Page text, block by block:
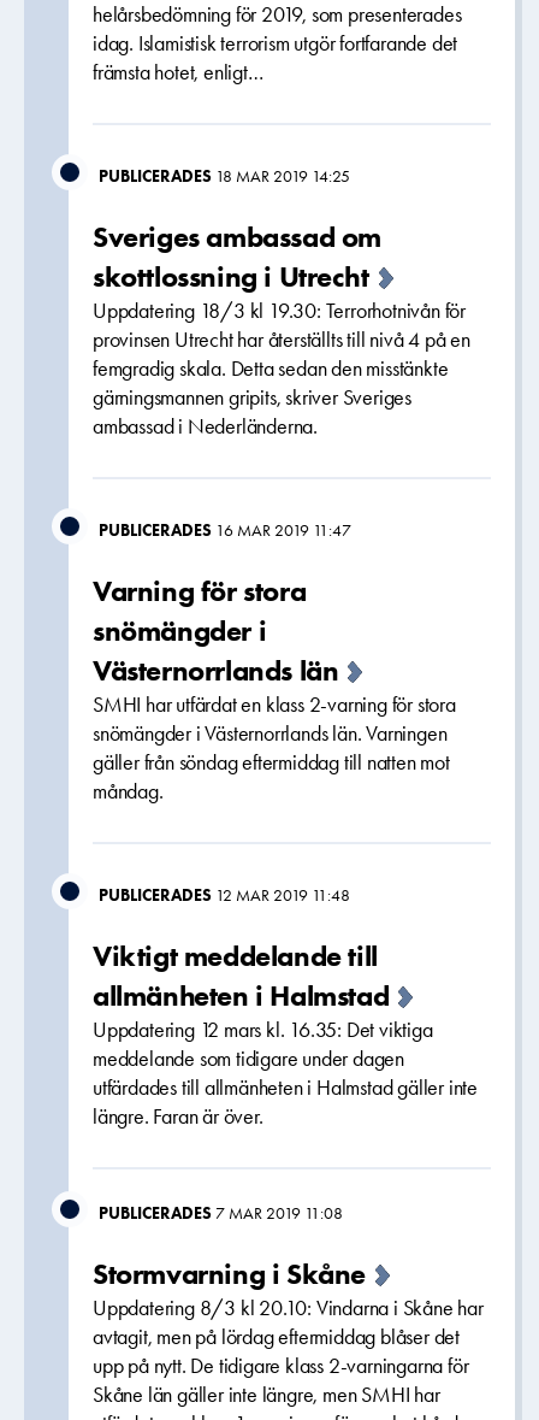
helårsbedömning för 2019, som presenterades
idag. Islamistisk terrorism utgör fortfarande det
främsta hotet, enligt…
PUBLICERADES 18 MAR 2019 14:25
Sveriges ambassad om
skottlossning i Utrecht
Uppdatering 18/3 kl 19.30: Terrorhotnivån för
provinsen Utrecht har återställts till nivå 4 på en
femgradig skala. Detta sedan den misstänkte
gärningsmannen gripits, skriver Sveriges
ambassad i Nederländerna.
PUBLICERADES 16 MAR 2019 11:47
Varning för stora
snömängder i
Västernorrlands län
SMHI har utfärdat en klass 2-varning för stora
snömängder i Västernorrlands län. Varningen
gäller från söndag eftermiddag till natten mot
måndag.
PUBLICERADES 12 MAR 2019 11:48
Viktigt meddelande till
allmänheten i Halmstad
Uppdatering 12 mars kl. 16.35: Det viktiga
meddelande som tidigare under dagen
utfärdades till allmänheten i Halmstad gäller inte
längre. Faran är över.
PUBLICERADES 7 MAR 2019 11:08
Stormvarning i Skåne
Uppdatering 8/3 kl 20.10: Vindarna i Skåne har
avtagit, men på lördag eftermiddag blåser det
upp på nytt. De tidigare klass 2-varningarna för
Skåne län gäller inte längre, men SMHI har